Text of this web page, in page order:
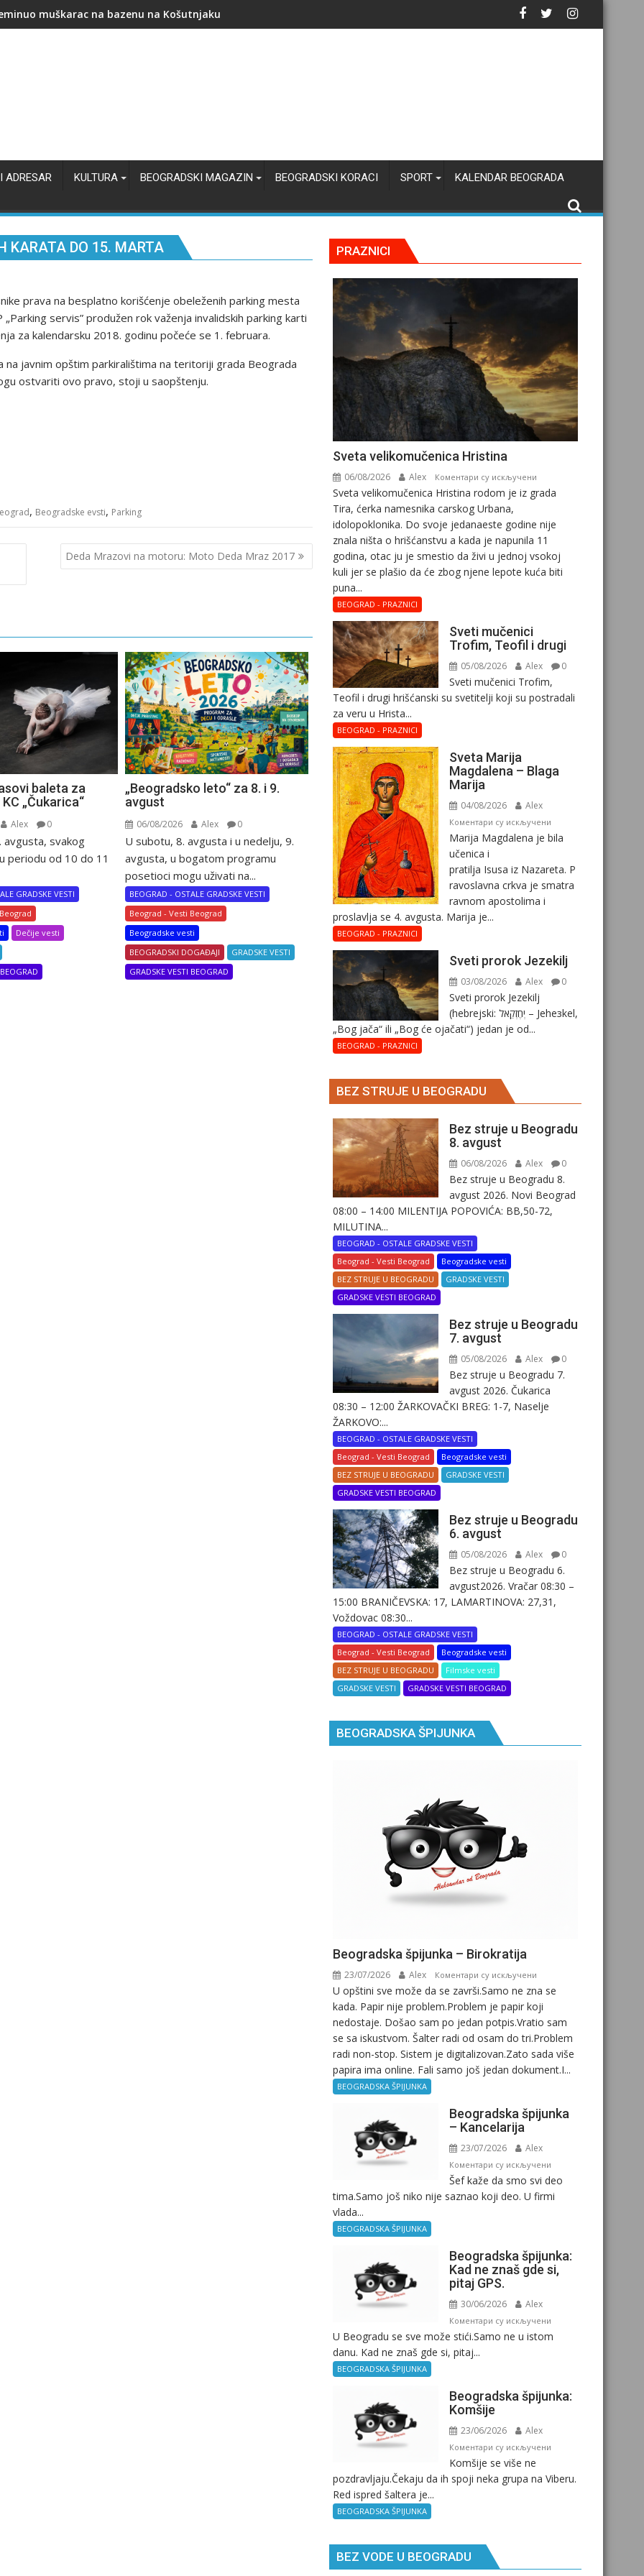
Stari grad: ranac, školski pribor i novčana podrška za polazak u školu
ADRESAR KULTURA BEOGRADSKI MAGAZIN BEOGRADSKI KORACI SPORT KALENDAR BEOGRADA
KARATA DO 15. MARTA
prava na besplatno korišćenje obeleženih parking mesta
servis” produžen rok važenja invalidskih parking karti
za kalendarsku 2018. godinu počeće se 1. februara.
javnim opštim parkiralištima na teritoriji grada Beograda
ostvariti ovo pravo, stoji u saopštenju.
, Beogradske evsti, Parking
Deda Mrazovi na motoru: Moto Deda Mraz 2017
baleta za
„Čukarica“
Alex 0
avgusta, svakog
periodu od 10 do 11
GRADSKE VESTI
Dečije vesti
„Beogradsko leto“ za 8. i 9.
avgust
06/08/2026 Alex 0
U subotu, 8. avgusta i u nedelju, 9.
avgusta, u bogatom programu
posetioci mogu uživati na...
BEOGRAD - OSTALE GRADSKE VESTI
Beograd - Vesti Beograd
Beogradske vesti
BEOGRADSKI DOGAĐAJI
GRADSKE VESTI
GRADSKE VESTI BEOGRAD
PRAZNICI
Svеta vеlikоmučеnica Hristina
06/08/2026 Alex Коментари су искључени
Svеta
Hristina
Svеta vеlikоmučеnica Hristina rodom je iz grada
Tira, ćerka namesnika carskog Urbana,
idolopoklonika. Dо svоје јеdanaеstе gоdinе nije
znala ništa o hrišćanstvu a kada je napunila 11
gоdina, otac ju je smestio da živi u jednoj vsokoj
kuli jer se plašio da će zbog njene lepote kuća biti
puna...
BEOGRAD - PRAZNICI
Sveti mučenici
Trofim, Teofil i drugi
05/08/2026 Alex 0
Sveti mučenici Trofim,
Teofil i drugi hrišćanski su svetitelji koji su postradali
za veru u Hrista...
BEOGRAD - PRAZNICI
Sveta Marija
Magdalena – Blaga
Marija
04/08/2026 Alex
Коментари су искљученина
Sveta
Magdalena
–
Marija Magdalena je bila
učenica i
pratilja Isusa iz Nazareta. P
ravoslavna crkva je smatra
ravnom apostolima i
proslavlja se 4. avgusta. Marija je...
BEOGRAD - PRAZNICI
Sveti prorok Jezekilj
03/08/2026 Alex 0
Sveti prorok Jezekilj
(hebrejski: יְחֶזְקֵאל – Jehезkel,
„Bog jača“ ili „Bog će ojačati“) jedan je od...
BEOGRAD - PRAZNICI
BEZ STRUJE U BEOGRADU
Bez struje u Beogradu
8. avgust
06/08/2026 Alex 0
Bez struje u Beogradu 8.
avgust 2026. Novi Beograd
08:00 – 14:00 MILENTIJA POPOVIĆA: BB,50-72,
MILUTINA...
BEOGRAD - OSTALE GRADSKE VESTI
Beograd - Vesti Beograd
Beogradske vesti
BEZ STRUJE U BEOGRADU
GRADSKE VESTI
GRADSKE VESTI BEOGRAD
Bez struje u Beogradu
7. avgust
05/08/2026 Alex 0
Bez struje u Beogradu 7.
avgust 2026. Čukarica
08:30 – 12:00 ŽARKOVAČKI BREG: 1-7, Naselje
ŽARKOVO:...
BEOGRAD - OSTALE GRADSKE VESTI
Beograd - Vesti Beograd
Beogradske vesti
BEZ STRUJE U BEOGRADU
GRADSKE VESTI
GRADSKE VESTI BEOGRAD
Bez struje u Beogradu
6. avgust
05/08/2026 Alex 0
Bez struje u Beogradu 6.
avgust2026. Vračar 08:30 –
15:00 BRANIČEVSKA: 17, LAMARTINOVA: 27,31,
Voždovac 08:30...
BEOGRAD - OSTALE GRADSKE VESTI
Beograd - Vesti Beograd
Beogradske vesti
BEZ STRUJE U BEOGRADU
Filmske vesti
GRADSKE VESTI
GRADSKE VESTI BEOGRAD
BEOGRADSKA ŠPIJUNKA
Beogradska špijunka – Birokratija
23/07/2026 Alex Коментари су искључени
Beogradska
špijunka
–
Birokratija
U opštini sve može da se završi.Samo ne zna se
kada. Papir nije problem.Problem je papir koji
nedostaje. Došao sam po jedan potpis.Vratio sam
se sa iskustvom. Šalter radi od osam do tri.Problem
radi non-stop. Sistem je digitalizovan.Zato sada više
papira ima online. Fali samo još jedan dokument.I...
BEOGRADSKA ŠPIJUNKA
Beogradska špijunka
– Kancelarija
23/07/2026 Alex
Коментари су искљученина
Beogradska
špijunka
Šef kaže da smo svi deo
tima.Samo još niko nije saznao koji deo. U firmi
vlada...
BEOGRADSKA ŠPIJUNKA
Beogradska špijunka:
Kad ne znaš gde si,
pitaj GPS.
30/06/2026 Alex
Коментари су искљученина
Beogradska
znaš
pitaj
U Beogradu se sve može stići.Samo ne u istom
danu. Kad ne znaš gde si, pitaj...
BEOGRADSKA ŠPIJUNKA
Beogradska špijunka:
Komšije
23/06/2026 Alex
Коментари су искљученина
špijunka:
Komšije se više ne
pozdravljaju.Čekaju da ih spoji neka grupa na Viberu.
Red ispred šaltera je...
BEOGRADSKA ŠPIJUNKA
BEZ VODE U BEOGRADU